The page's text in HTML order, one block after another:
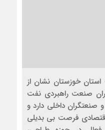
خوزستان نشان از
صنعت راهبردی نفت
صنعتگران داخلی دارد و
فرصت بی بدیلی